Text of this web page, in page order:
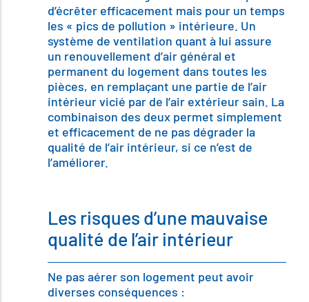
d’écrêter efficacement mais pour un temps
les « pics de pollution » intérieure. Un
système de ventilation quant à lui assure
un renouvellement d’air général et
permanent du logement dans toutes les
pièces, en remplaçant une partie de l’air
intérieur vicié par de l’air extérieur sain. La
combinaison des deux permet simplement
et efficacement de ne pas dégrader la
qualité de l’air intérieur, si ce n’est de
l’améliorer.
Les risques d’une mauvaise
qualité de l’air intérieur
Ne pas aérer son logement peut avoir
diverses conséquences :